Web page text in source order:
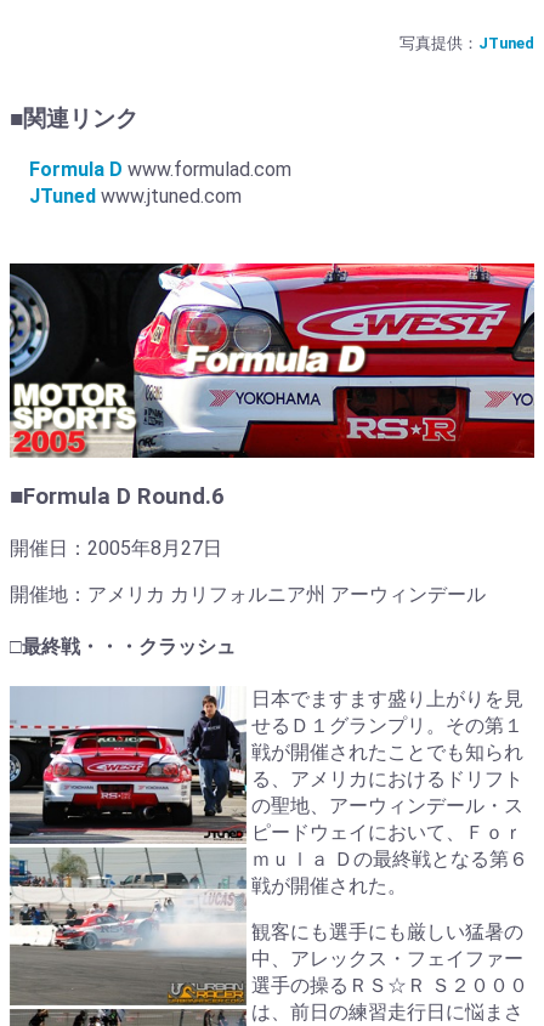
写真提供： JTuned
■関連リンク
Formula D www.formulad.com
JTuned www.jtuned.com
■Formula D Round.6
開催日：2005年8月27日
開催地：アメリカ カリフォルニア州 アーウィンデール
□最終戦・・・クラッシュ
日本でますます盛り上がりを見
せるＤ１グランプリ。その第１
戦が開催されたことでも知られ
る、アメリカにおけるドリフト
の聖地、アーウィンデール・ス
ピードウェイにおいて、Ｆｏｒ
ｍｕｌａ Ｄの最終戦となる第６
戦が開催された。
観客にも選手にも厳しい猛暑の
中、アレックス・フェイファー
選手の操るＲＳ☆Ｒ Ｓ２０００
は、前日の練習走行日に悩まさ